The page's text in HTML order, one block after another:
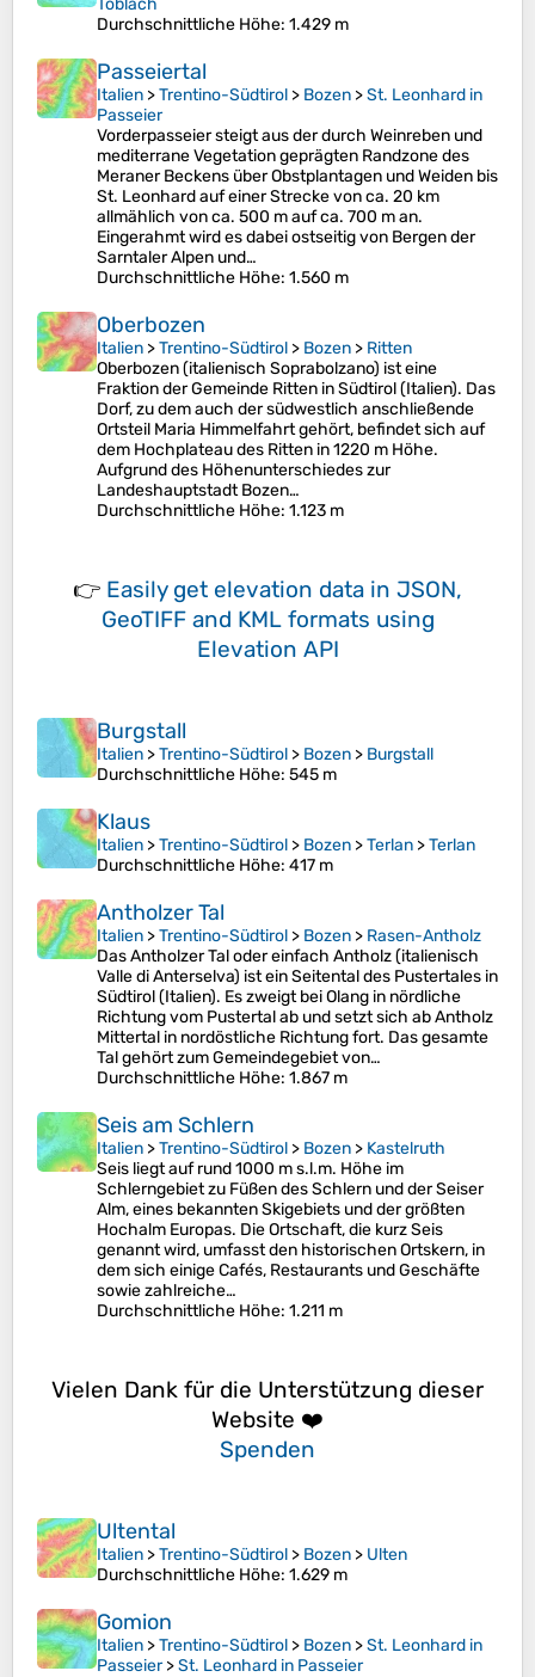
Toblach
Durchschnittliche Höhe: 1.429 m
Passeiertal
Italien >Trentino-Südtirol > Bozen >St. Leonhard in
Passeier
Vorderpasseier steigt aus der durch Weinreben und
mediterrane Vegetation geprägten Randzone des
Meraner Beckens über Obstplantagen und Weiden bis
St. Leonhard auf einer Strecke von ca. 20 km
allmählich von ca. 500 m auf ca. 700 m an.
Eingerahmt wird es dabei ostseitig von Bergen der
Sarntaler Alpen und…
Durchschnittliche Höhe: 1.560 m
Oberbozen
Italien >Trentino-Südtirol > Bozen > Ritten
Oberbozen (italienisch Soprabolzano) ist eine
Fraktion der Gemeinde Ritten in Südtirol (Italien). Das
Dorf, zu dem auch der südwestlich anschließende
Ortsteil Maria Himmelfahrt gehört, befindet sich auf
dem Hochplateau des Ritten in 1220 m Höhe.
Aufgrund des Höhenunterschiedes zur
Landeshauptstadt Bozen…
Durchschnittliche Höhe: 1.123 m
👉 Easily get elevation data in JSON,
GeoTIFF and KML formats using
Elevation API
Burgstall
Italien >Trentino-Südtirol > Bozen > Burgstall
Durchschnittliche Höhe: 545 m
Klaus
Italien >Trentino-Südtirol > Bozen >Terlan >Terlan
Durchschnittliche Höhe: 417 m
Antholzer Tal
Italien >Trentino-Südtirol > Bozen > Rasen-Antholz
Das Antholzer Tal oder einfach Antholz (italienisch
Valle di Anterselva) ist ein Seitental des Pustertales in
Südtirol (Italien). Es zweigt bei Olang in nördliche
Richtung vom Pustertal ab und setzt sich ab Antholz
Mittertal in nordöstliche Richtung fort. Das gesamte
Tal gehört zum Gemeindegebiet von…
Durchschnittliche Höhe: 1.867 m
Seis am Schlern
Italien >Trentino-Südtirol > Bozen > Kastelruth
Seis liegt auf rund 1000 m s.l.m. Höhe im
Schlerngebiet zu Füßen des Schlern und der Seiser
Alm, eines bekannten Skigebiets und der größten
Hochalm Europas. Die Ortschaft, die kurz Seis
genannt wird, umfasst den historischen Ortskern, in
dem sich einige Cafés, Restaurants und Geschäfte
sowie zahlreiche…
Durchschnittliche Höhe: 1.211 m
Vielen Dank für die Unterstützung dieser
Website ❤️
Spenden
Ultental
Italien >Trentino-Südtirol > Bozen > Ulten
Durchschnittliche Höhe: 1.629 m
Gomion
Italien >Trentino-Südtirol > Bozen >St. Leonhard in
Passeier>St. Leonhard in Passeier